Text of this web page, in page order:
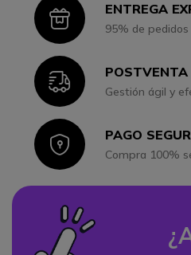
IconENTREGA
95% de
IconPOSTVENTA
Gestión ágil y
IconPAGO
Compra 100%